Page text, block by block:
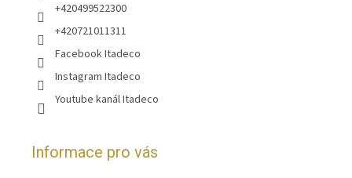
+420499522300
+420721011311
Facebook Itadeco
Instagram Itadeco
Youtube kanál Itadeco
Informace pro vás